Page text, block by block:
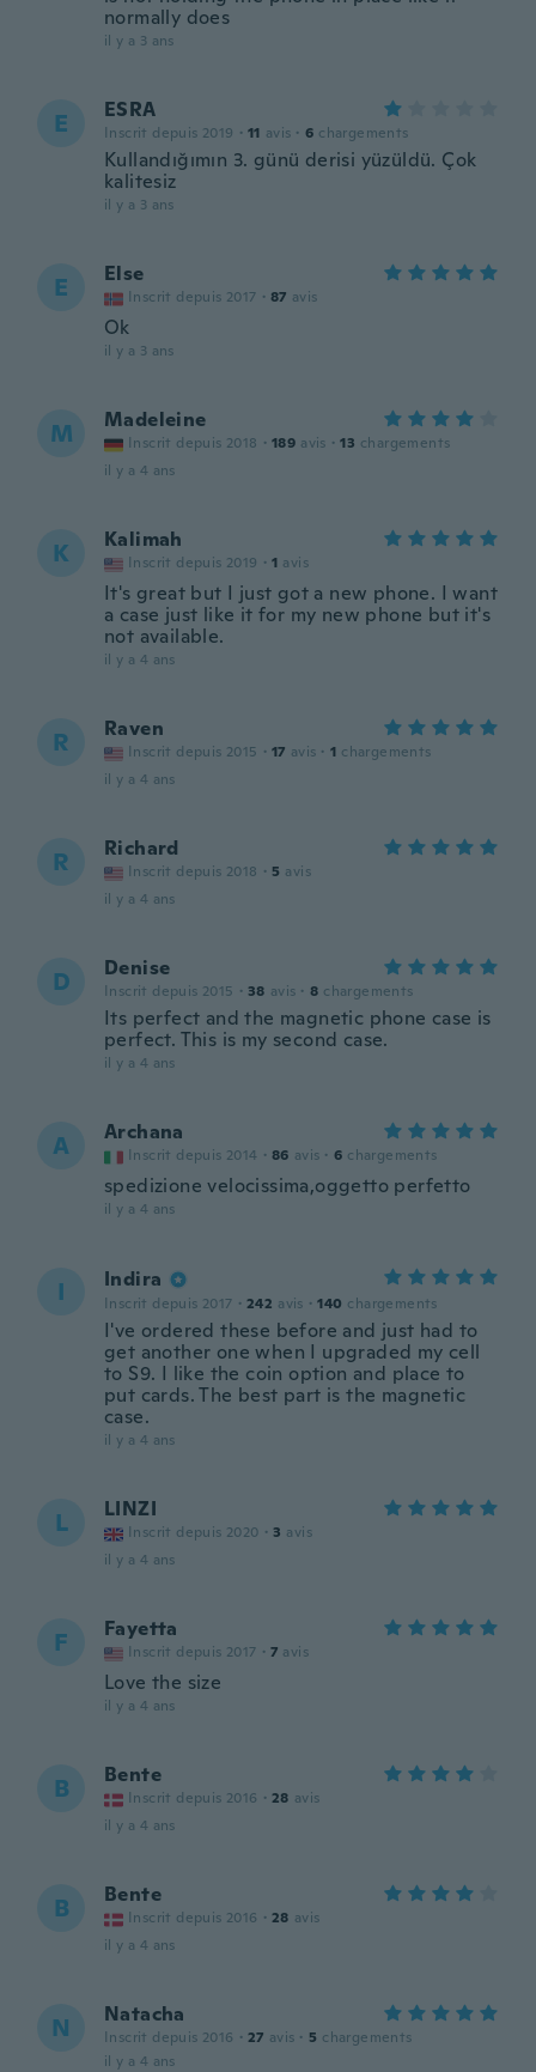
normally does
il y a 3 ans
E ESRA
Inscrit depuis 2019 · 11 avis · 6 chargements
Kullandığımın 3. günü derisi yüzüldü. Çok
kalitesiz
il y a 3 ans
E Else
Inscrit depuis 2017 · 87 avis
Ok
il y a 3 ans
M Madeleine
Inscrit depuis 2018 · 189 avis · 13 chargements
il y a 4 ans
K Kalimah
Inscrit depuis 2019 · 1 avis
It's great but I just got a new phone. I want
a case just like it for my new phone but it's
not available.
il y a 4 ans
R Raven
Inscrit depuis 2015 · 17 avis · 1 chargements
il y a 4 ans
R Richard
Inscrit depuis 2018 · 5 avis
il y a 4 ans
D Denise
Inscrit depuis 2015 · 38 avis · 8 chargements
Its perfect and the magnetic phone case is
perfect. This is my second case.
il y a 4 ans
A Archana
Inscrit depuis 2014 · 86 avis · 6 chargements
spedizione velocissima,oggetto perfetto
il y a 4 ans
I Indira
Inscrit depuis 2017 · 242 avis · 140 chargements
I've ordered these before and just had to
get another one when I upgraded my cell
to S9. I like the coin option and place to
put cards. The best part is the magnetic
case.
il y a 4 ans
L LINZI
Inscrit depuis 2020 · 3 avis
il y a 4 ans
F Fayetta
Inscrit depuis 2017 · 7 avis
Love the size
il y a 4 ans
B Bente
Inscrit depuis 2016 · 28 avis
il y a 4 ans
B Bente
Inscrit depuis 2016 · 28 avis
il y a 4 ans
N Natacha
Inscrit depuis 2016 · 27 avis · 5 chargements
il y a 4 ans